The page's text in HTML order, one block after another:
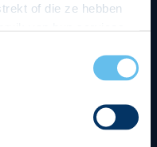
of die ze hebben
kunt je toestemming
pagina.